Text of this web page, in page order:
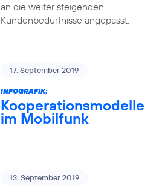
an die weiter steigenden
Kundenbedürfnisse angepasst.
17. September 2019
INFOGRAFIK:
Kooperationsmodelle
im Mobilfunk
13. September 2019